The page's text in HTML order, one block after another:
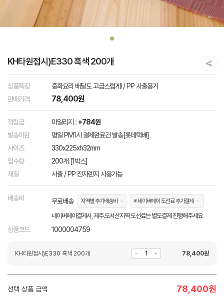
KH타원접시)E330 흑색 200개
상품특징
중화요리 배달도 고급스럽게! / PP 사출용기
판매가격
78,400원
적립금 마일리지 : +784원
발송마감
평일 PM1시 결제완료건 발송[롯데택배]
사이즈
330x225xh32mm
입수량
200개 [1박스]
재질
사출 / PP 전자렌지 사용가능
배송비 무료배송 지역별 추가배송비 ※ 네이버페이 도선료 추가결제
네이버페이결제시, 제주.도서산지역 도선료는 별도결제 진행해주세요
상품코드 1000004759
KH타원접시)E330 흑색 200개 78,400원
선택 상품 금액 78,400원